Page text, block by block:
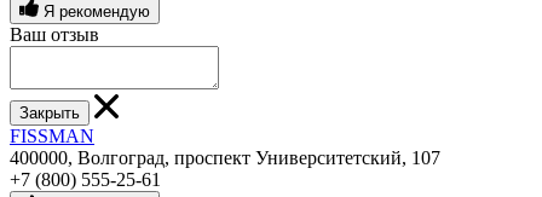
Я рекомендую
Ваш отзыв
Закрыть
FISSMAN
400000, Волгоград, проспект Университетский, 107
+7 (800) 555-25-61